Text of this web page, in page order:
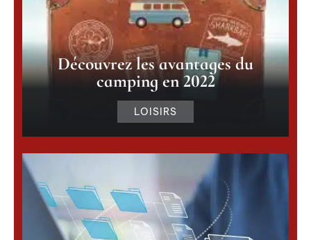
Découvrez les avantages du
camping en 2022
LOISIRS